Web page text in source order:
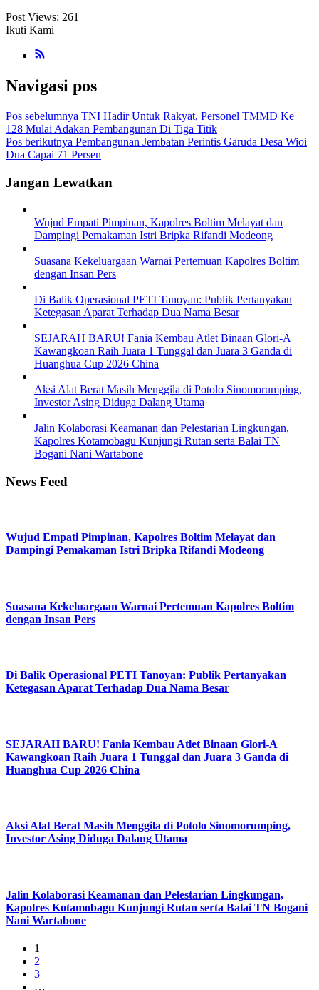
Post Views: 261
Ikuti Kami
Navigasi pos
Pos sebelumnya TNI Hadir Untuk Rakyat, Personel TMMD Ke
128 Mulai Adakan Pembangunan Di Tiga Titik
Pos berikutnya Pembangunan Jembatan Perintis Garuda Desa Wioi
Dua Capai 71 Persen
Jangan Lewatkan
Wujud Empati Pimpinan, Kapolres Boltim Melayat dan
Dampingi Pemakaman Istri Bripka Rifandi Modeong
Suasana Kekeluargaan Warnai Pertemuan Kapolres Boltim
dengan Insan Pers
Di Balik Operasional PETI Tanoyan: Publik Pertanyakan
Ketegasan Aparat Terhadap Dua Nama Besar
SEJARAH BARU! Fania Kembau Atlet Binaan Glori-A
Kawangkoan Raih Juara 1 Tunggal dan Juara 3 Ganda di
Huanghua Cup 2026 China
Aksi Alat Berat Masih Menggila di Potolo Sinomorumping,
Investor Asing Diduga Dalang Utama
Jalin Kolaborasi Keamanan dan Pelestarian Lingkungan,
Kapolres Kotamobagu Kunjungi Rutan serta Balai TN
Bogani Nani Wartabone
News Feed
Wujud Empati Pimpinan, Kapolres Boltim Melayat dan
Dampingi Pemakaman Istri Bripka Rifandi Modeong
Suasana Kekeluargaan Warnai Pertemuan Kapolres Boltim
dengan Insan Pers
Di Balik Operasional PETI Tanoyan: Publik Pertanyakan
Ketegasan Aparat Terhadap Dua Nama Besar
SEJARAH BARU! Fania Kembau Atlet Binaan Glori-A
Kawangkoan Raih Juara 1 Tunggal dan Juara 3 Ganda di
Huanghua Cup 2026 China
Aksi Alat Berat Masih Menggila di Potolo Sinomorumping,
Investor Asing Diduga Dalang Utama
Jalin Kolaborasi Keamanan dan Pelestarian Lingkungan,
Kapolres Kotamobagu Kunjungi Rutan serta Balai TN Bogani
Nani Wartabone
1
2
3
…